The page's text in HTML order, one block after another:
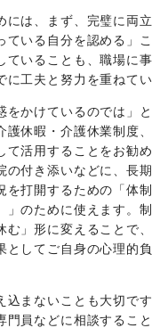
には、まず、完璧に両立
ている自分を認める」
ていることも、職場に
に工夫と努力を重ねてい
をかけているのでは」
護休暇・介護休業制度
て活用することをお勧
の付き添いなどに、長
を打開するための「体
」のために使えます。
む」形に変えることで
としてご自身の心理的
込まないことも大切で
門員などに相談するこ